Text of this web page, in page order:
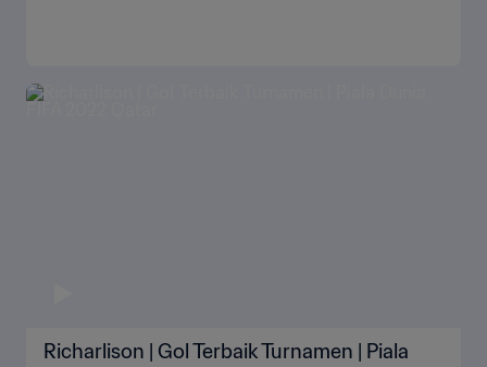
Richarlison | Gol Terbaik Turnamen | Piala